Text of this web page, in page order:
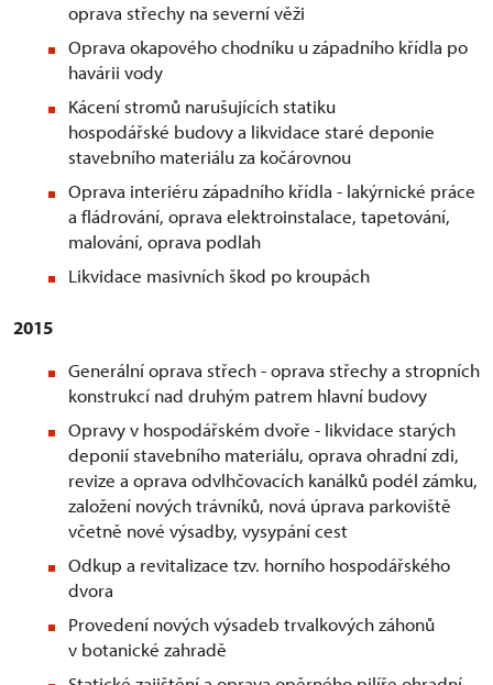
oprava střechy na severní věži
Oprava okapového chodníku u západního křídla po
havárii vody
Kácení stromů narušujících statiku
hospodářské budovy a likvidace staré deponie
stavebního materiálu za kočárovnou
Oprava interiéru západního křídla - lakýrnické práce
a fládrování, oprava elektroinstalace, tapetování,
malování, oprava podlah
Likvidace masivních škod po kroupách
2015
Generální oprava střech - oprava střechy a stropních
konstrukcí nad druhým patrem hlavní budovy
Opravy v hospodářském dvoře - likvidace starých
deponií stavebního materiálu, oprava ohradní zdi,
revize a oprava odvlhčovacích kanálků podél zámku,
založení nových trávníků, nová úprava parkoviště
včetně nové výsadby, vysypání cest
Odkup a revitalizace tzv. horního hospodářského
dvora
Provedení nových výsadeb trvalkových záhonů
v botanické zahradě